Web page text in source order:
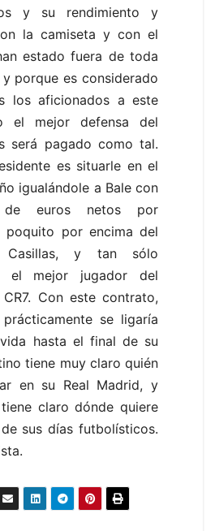
y su rendimiento y
la camiseta y con el
estado fuera de toda
porque es considerado
los aficionados a este
el mejor defensa del
será pagado como tal.
es situarle en el
igualándole a Bale con
de euros netos por
poquito por encima del
Casillas, y tan sólo
el mejor jugador del
Con este contrato,
se ligaría
hasta el final de su
tiene muy claro quién
en su Real Madrid, y
claro dónde quiere
sus días futbolísticos.